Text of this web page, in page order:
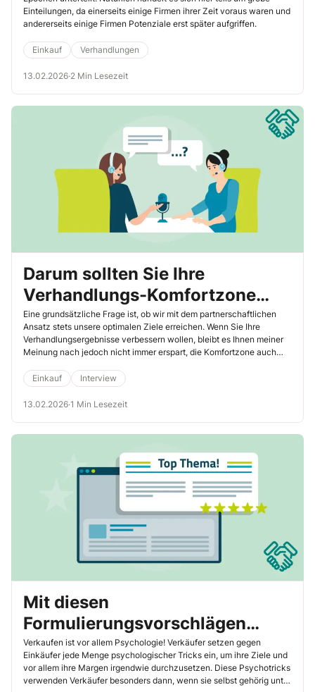
Einteilungen, da einerseits einige Firmen ihrer Zeit voraus waren und
andererseits einige Firmen Potenziale erst später aufgriffen.
Einkauf Verhandlungen
13.02.2026·2 Min Lesezeit
Darum sollten Sie Ihre
Verhandlungs-Komfortzone
öfter mal verlassen
Eine grundsätzliche Frage ist, ob wir mit dem partnerschaftlichen
Ansatz stets unsere optimalen Ziele erreichen. Wenn Sie Ihre
Verhandlungsergebnisse verbessern wollen, bleibt es Ihnen meiner
Meinung nach jedoch nicht immer erspart, die Komfortzone auch
Einkauf
Interview
13.02.2026·1 Min Lesezeit
Mit diesen
Formulierungsvorschlägen
reagieren Sie professionell auf
die Psychotricks Ihrer Verkäufer
Verkaufen ist vor allem Psychologie! Verkäufer setzen gegen
Einkäufer jede Menge psychologischer Tricks ein, um ihre Ziele und
vor allem ihre Margen irgendwie durchzusetzen. Diese Psychotricks
verwenden Verkäufer besonders dann, wenn sie selbst gehörig unter